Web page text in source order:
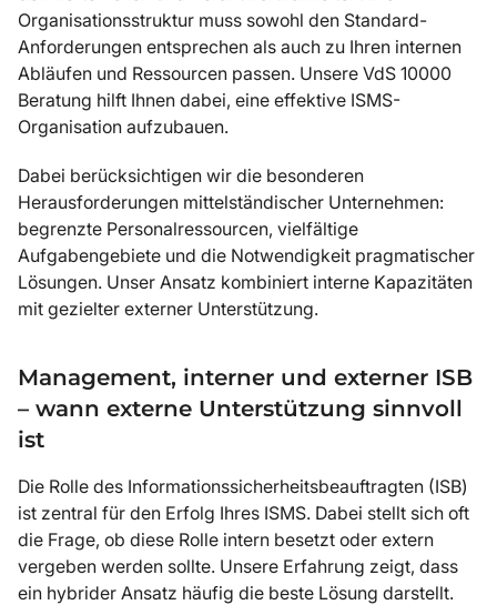
Organisationsstruktur muss sowohl den Standard-
Anforderungen entsprechen als auch zu Ihren internen
Abläufen und Ressourcen passen. Unsere VdS 10000
Beratung hilft Ihnen dabei, eine effektive ISMS-
Organisation aufzubauen.
Dabei berücksichtigen wir die besonderen
Herausforderungen mittelständischer Unternehmen:
begrenzte Personalressourcen, vielfältige
Aufgabengebiete und die Notwendigkeit pragmatischer
Lösungen. Unser Ansatz kombiniert interne Kapazitäten
mit gezielter externer Unterstützung.
Management, interner und externer ISB
– wann externe Unterstützung sinnvoll
ist
Die Rolle des Informationssicherheitsbeauftragten (ISB)
ist zentral für den Erfolg Ihres ISMS. Dabei stellt sich oft
die Frage, ob diese Rolle intern besetzt oder extern
vergeben werden sollte. Unsere Erfahrung zeigt, dass
ein hybrider Ansatz häufig die beste Lösung darstellt.